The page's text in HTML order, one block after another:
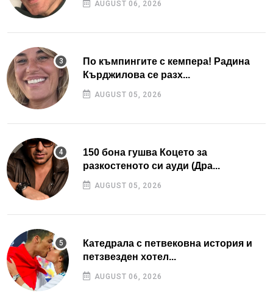
AUGUST 06, 2026
По къмпингите с кемпера! Радина
Кърджилова се разх...
AUGUST 05, 2026
150 бона гушва Коцето за
разкостеното си ауди (Дра...
AUGUST 05, 2026
Катедрала с петвековна история и
петзвезден хотел...
AUGUST 06, 2026